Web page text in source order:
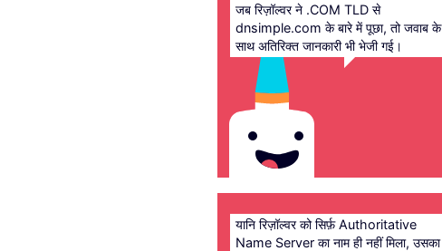
जब रिज़ॉल्वर ने .COM TLD से
dnsimple.com के बारे में पूछा, तो जवाब के
साथ अतिरिक्त जानकारी भी भेजी गई।
यानि रिज़ॉल्वर को सिर्फ़ Authoritative
Name Server का नाम ही नहीं मिला, उसका